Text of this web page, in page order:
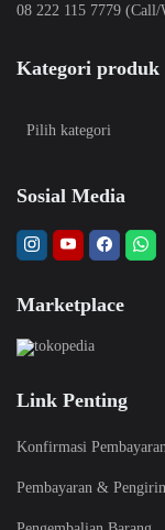
08 222 115 7779 (Call/
Kategori produk
Sosial Media
Marketplace
Link Penting
Konfirmasi Pembayaran
Pembayaran &